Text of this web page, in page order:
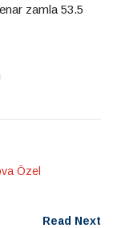
zamla 53.5
Özel
Read Next